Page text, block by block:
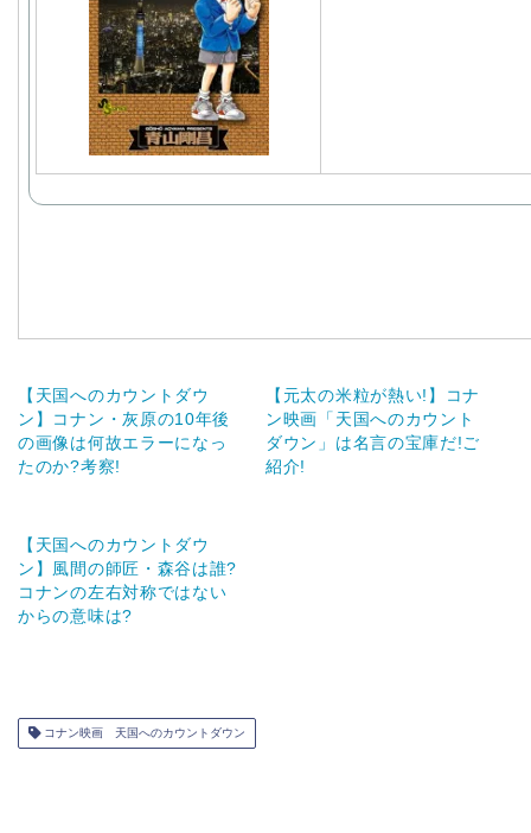
【天国へのカウントダウ
ン】コナン・灰原の10年後
の画像は何故エラーになっ
たのか?考察!
【元太の米粒が熱い!】コナ
ン映画「天国へのカウント
ダウン」は名言の宝庫だ!ご
紹介!
【天国へのカウントダウ
ン】風間の師匠・森谷は誰?
コナンの左右対称ではない
からの意味は?
コナン映画 天国へのカウントダウン